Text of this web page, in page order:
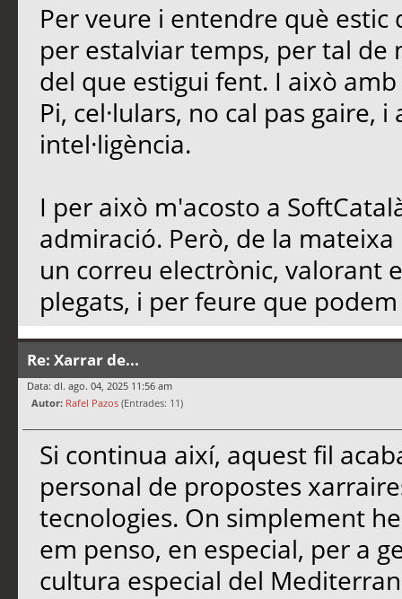
Per veure i entendre què
per estalviar temps, per tal
del que estigui fent. I això
Pi, cel·lulars, no cal pas gaire,
intel·ligència.
I per això m'acosto a
admiració. Però, de la
un correu electrònic, valorant
plegats, i per feure que
Re: Xarrar de...
Data: dl. ago. 04, 2025 11:56 am
Autor: Rafel Pazos (Entrades: 11)
Si continua així, aquest fil
personal de propostes
tecnologies. On simplement
em penso, en especial, per a
cultura especial del